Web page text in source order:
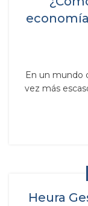
En un mundo
vez más
Heura